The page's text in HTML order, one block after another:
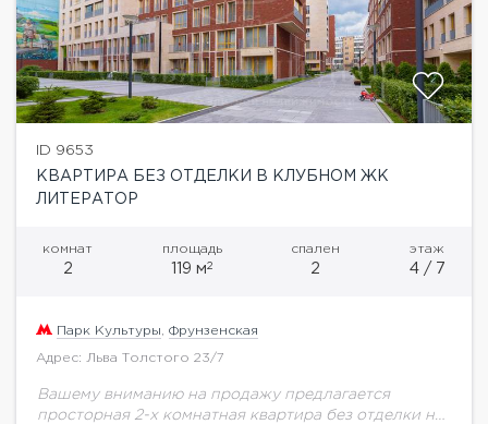
ID 9653
КВАРТИРА БЕЗ ОТДЕЛКИ В КЛУБНОМ ЖК
ЛИТЕРАТОР
комнат
2
площадь
119 м2
спален
2
этаж
4 / 7
Парк Культуры, Фрунзенская
Адрес: Льва Толстого 23/7
Вашему вниманию на продажу предлагается
просторная 2-х комнатная квартира без отделки на